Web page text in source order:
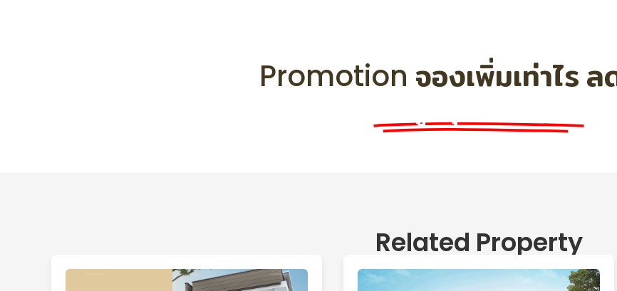
Promotion จองเพิ่มเท่าไร ล
Related Property